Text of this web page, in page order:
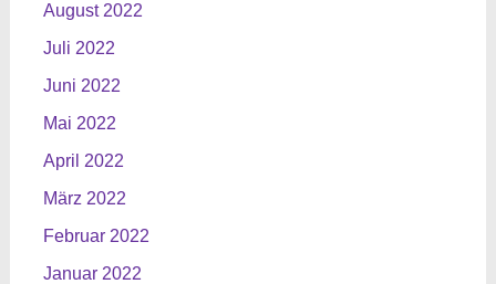
August 2022
Juli 2022
Juni 2022
Mai 2022
April 2022
März 2022
Februar 2022
Januar 2022